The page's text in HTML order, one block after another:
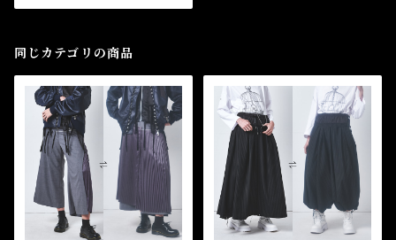
同じカテゴリの商品